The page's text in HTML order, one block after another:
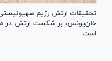
تحقیقات ارتش رژیم صهیونیستی
خان‌یونس، بر شکست ارتش در
است.